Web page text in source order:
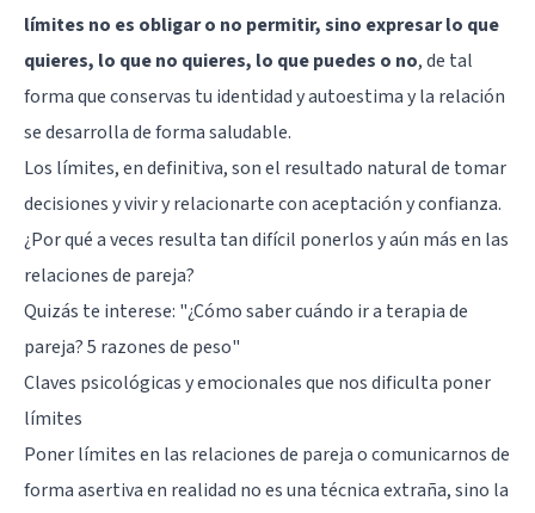
límites no es obligar o no permitir, sino expresar lo que
quieres, lo que no quieres, lo que puedes o no, de tal
forma que conservas tu identidad y autoestima y la relación
se desarrolla de forma saludable.
Los límites, en definitiva, son el resultado natural de tomar
decisiones y vivir y relacionarte con aceptación y confianza.
¿Por qué a veces resulta tan difícil ponerlos y aún más en las
relaciones de pareja?
Quizás te interese: "¿Cómo saber cuándo ir a terapia de
pareja? 5 razones de peso"
Claves psicológicas y emocionales que nos dificulta poner
límites
Poner límites en las relaciones de pareja o comunicarnos de
forma asertiva en realidad no es una técnica extraña, sino la